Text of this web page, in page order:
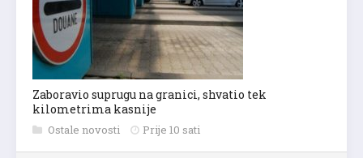
Zaboravio suprugu na granici, shvatio tek
kilometrima kasnije
Ostale novosti Prije 10 sati